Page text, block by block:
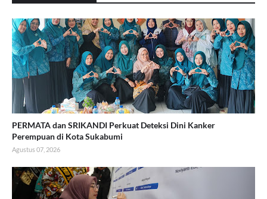
PERMATA dan SRIKANDI Perkuat Deteksi Dini Kanker
Perempuan di Kota Sukabumi
Agustus 07, 2026